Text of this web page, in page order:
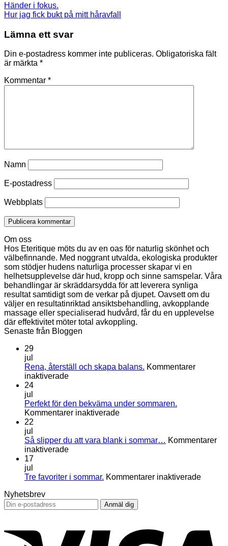
Händer i fokus.
Hur jag fick bukt på mitt håravfall
Lämna ett svar
Din e-postadress kommer inte publiceras. Obligatoriska fält
är märkta *
Kommentar *
Namn
E-postadress
Webbplats
Om oss
Hos Eteritique möts du av en oas för naturlig skönhet och
välbefinnande. Med noggrant utvalda, ekologiska produkter
som stödjer hudens naturliga processer skapar vi en
helhetsupplevelse där hud, kropp och sinne samspelar. Våra
behandlingar är skräddarsydda för att leverera synliga
resultat samtidigt som de verkar på djupet. Oavsett om du
väljer en resultatinriktad ansiktsbehandling, avkopplande
massage eller specialiserad hudvård, får du en upplevelse
där effektivitet möter total avkoppling.
Senaste från Bloggen
29
jul
Rena, återställ och skapa balans. Kommentarer
inaktiveradeför
och
skapa
24
jul
Perfekt för den bekväma under sommaren.
Kommentarer inaktiveradeför
den
22
jul
Så slipper du att vara blank i sommar… Kommentarer
inaktiveradeför
du
17
jul
Tre favoriter i sommar. Kommentarer inaktiveradeför
Nyhetsbrev